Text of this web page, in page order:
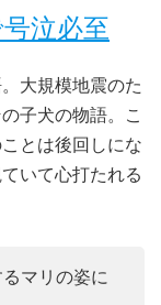
泣必至
大規模地震のた
子犬の物語。こ
とは後回しにな
いて心打たれる
マリの姿に